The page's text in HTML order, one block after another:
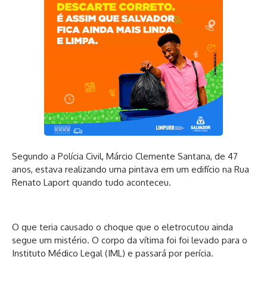
Segundo a Polícia Civil, Márcio Clemente Santana, de 47
anos, estava realizando uma pintava em um edifício na Rua
Renato Laport quando tudo aconteceu.
O que teria causado o choque que o eletrocutou ainda
segue um mistério. O corpo da vítima foi foi levado para o
Instituto Médico Legal (IML) e passará por perícia.